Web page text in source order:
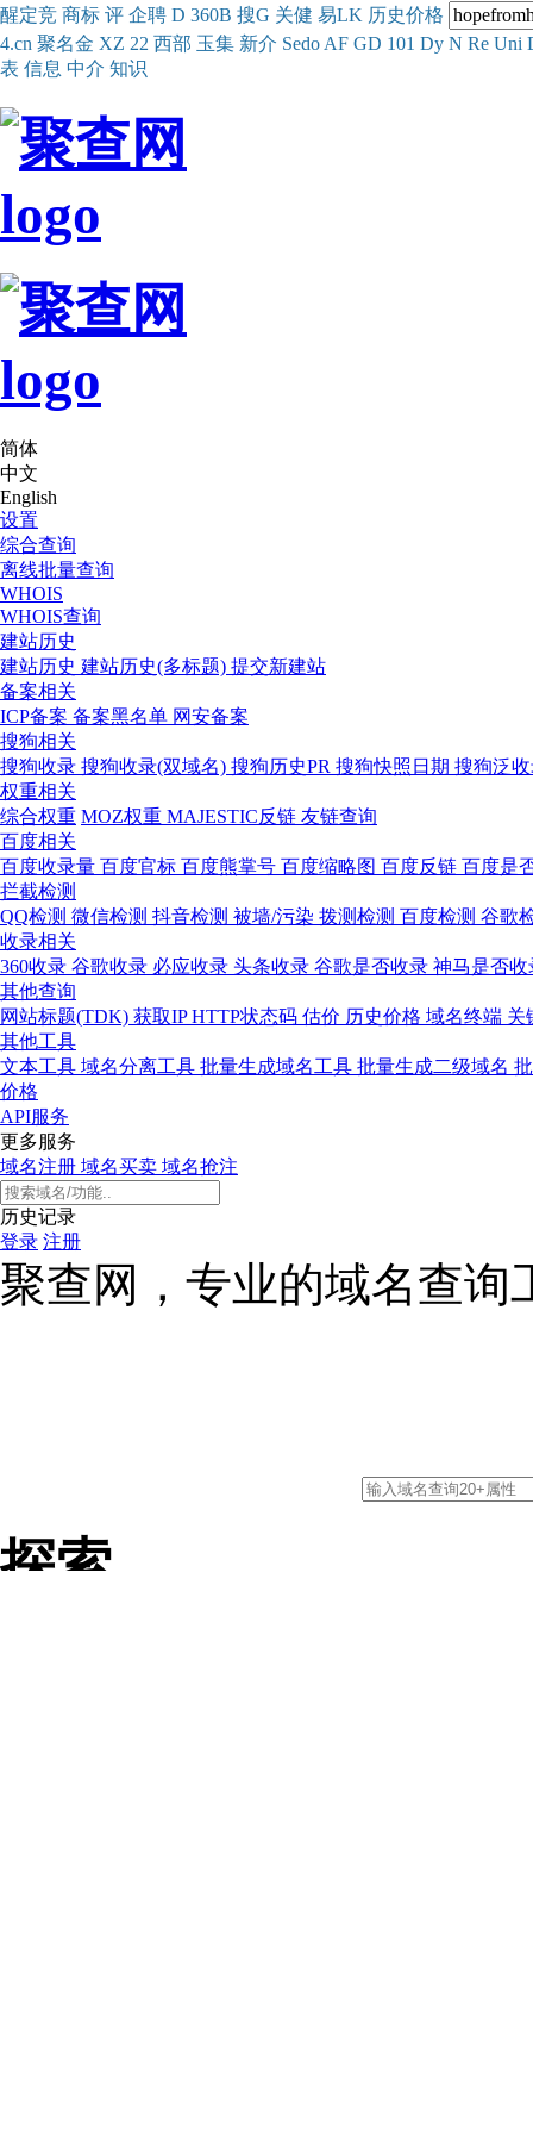
醒定竞 商标 评 企聘 D 360B 搜G 关健 易LK 历史价格
4.cn 聚名金 XZ 22 西部 玉集 新介 Sedo AF GD 101 Dy N Re Uni
表 信息 中介 知识